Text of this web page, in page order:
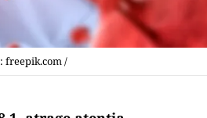
freepik.com /